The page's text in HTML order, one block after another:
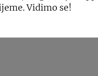
inventure neće raditi
Vidimo se!